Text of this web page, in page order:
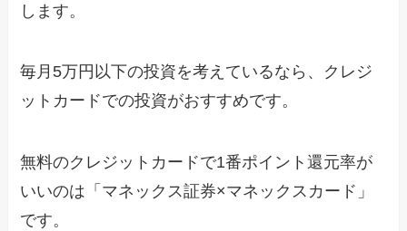
します。
毎月5万円以下の投資を考えているなら、クレジ
ットカードでの投資がおすすめです。
無料のクレジットカードで1番ポイント還元率が
いいのは「マネックス証券×マネックスカード」
です。